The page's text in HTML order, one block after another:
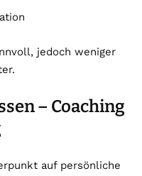
jedoch weniger
– Coaching
auf persönliche